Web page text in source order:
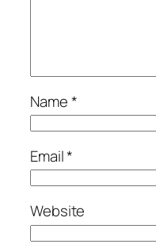
Name*
Email*
Website